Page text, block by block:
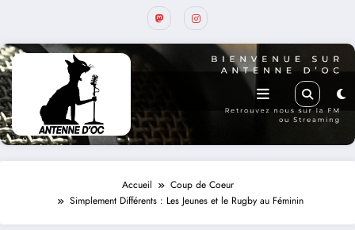
Accueil
Coup de Coeur
Simplement Différents : Les Jeunes et le Rugby au Féminin